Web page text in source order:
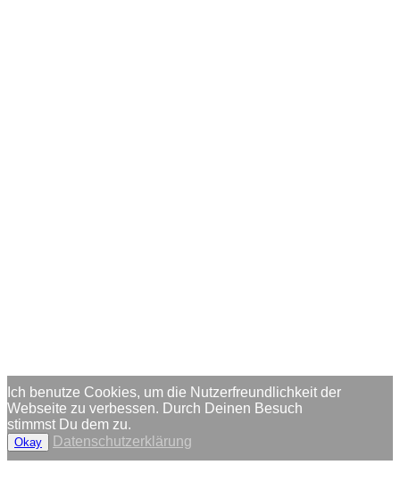
Ich benutze Cookies, um die Nutzerfreundlichkeit der
Webseite zu verbessen. Durch Deinen Besuch
stimmst Du dem zu.
Okay Datenschutzerklärung